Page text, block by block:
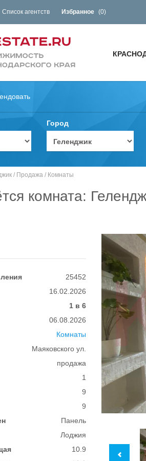
Список агентств Избранное (0)
Город
/ Продажа / Комнаты
комната:
25452
16.02.2026
1 в 6
06.08.2026
Комнаты
Маяковского ул.
продажа
1
9
9
Панель
Лоджия
10.9